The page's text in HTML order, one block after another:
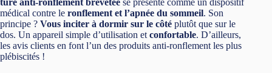
ture anti-ronflement brevetée se présente comme un dispositif
médical contre le ronflement et l’apnée du sommeil. Son
principe ? Vous inciter à dormir sur le côté plutôt que sur le
dos. Un appareil simple d’utilisation et confortable. D’ailleurs,
les avis clients en font l’un des produits anti-ronflement les plus
plébiscités !